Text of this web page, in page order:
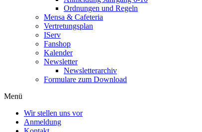
Ordnungen und Regeln
Mensa & Cafeteria
Vertretungsplan
IServ
Fanshop
Kalender
Newsletter
Newsletterarchiv
Formulare zum Download
Menü
Wir stellen uns vor
Anmeldung